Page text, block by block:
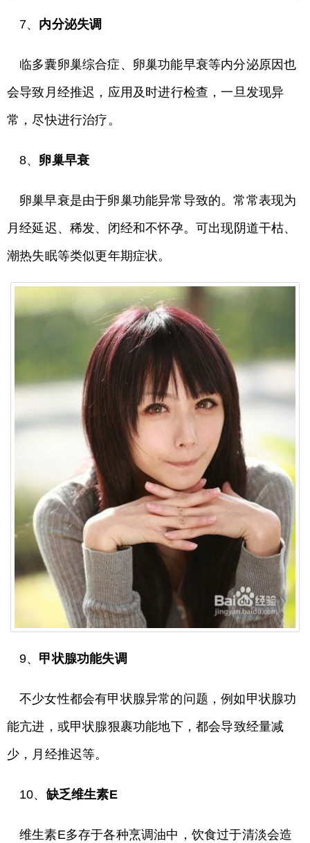
7、 内分泌失调
临多囊卵巢综合症、卵巢功能早衰等内分泌原因也
会导致月经推迟，应用及时进行检查，一旦发现异
常，尽快进行治疗。
8、 卵巢早衰
卵巢早衰是由于卵巢功能异常导致的。常常表现为
月经延迟、稀发、闭经和不怀孕。可出现阴道干枯、
潮热失眠等类似更年期症状。
9、 甲状腺功能失调
不少女性都会有甲状腺异常的问题，例如甲状腺功
能亢进，或甲状腺狠裹功能地下，都会导致经量减
少，月经推迟等。
10、 缺乏维生素E
维生素E多存于各种烹调油中，饮食过于清淡会造